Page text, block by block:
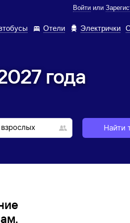
Войти или
Отели Электрички
года
Найти